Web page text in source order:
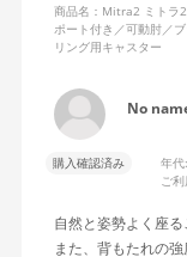
商品名：Mitra2 ミトラ
ポート付き／可動肘／
リング用キャスター
No
購入確認済み 年
ご
自然と姿勢よく座る
また、背もたれの強